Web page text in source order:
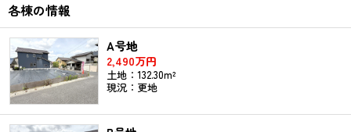
各棟の情報
A号地
2,490万円
土地：132.30m²
現況：更地